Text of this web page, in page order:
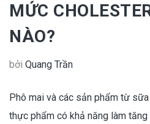
MỨC
NÀO?
bởi Quang Trần
Phô mai và các sản phẩm từ
thực phẩm có khả năng làm